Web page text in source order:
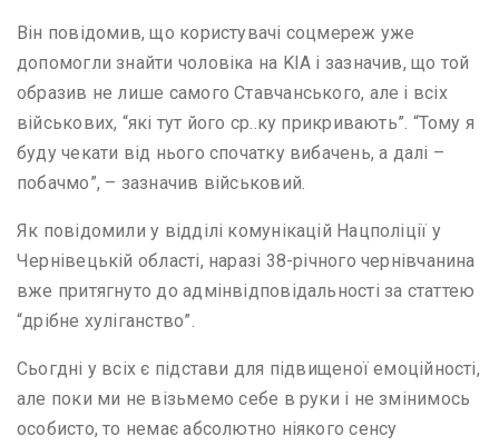
Він повідомив, що користувачі соцмереж уже
допомогли знайти чоловіка на KIA і зазначив, що той
образив не лише самого Ставчанського, але і всіх
військових, “які тут його ср..ку прикривають”. “Тому я
буду чекати від нього спочатку вибачень, а далі –
побачмо”, – зазначив військовий.
Як повідомили у відділі комунікацій Нацполіції у
Чернівецькій області, наразі 38-річного чернівчанина
вже притягнуто до адмінвідповідальності за статтею
“дрібне хуліганство”.
Сьогдні у всіх є підстави для підвищеної емоційності,
але поки ми не візьмемо себе в руки і не змінимось
особисто, то немає абсолютно ніякого сенсу